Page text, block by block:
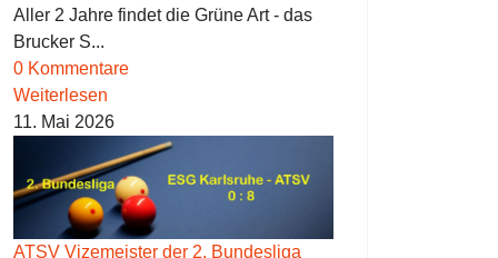
Aller 2 Jahre findet die Grüne Art - das
Brucker S...
0 Kommentare
Weiterlesen
11. Mai 2026
ATSV Vizemeister der 2. Bundesliga